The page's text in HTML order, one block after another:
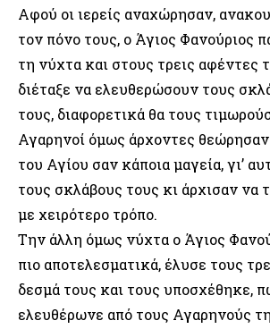
Αφού οι ιερείς αναχώρησαν,
τον πόνο τους, ο Άγιος Φανούριος
τη νύχτα και στους τρεις αφέντες
διέταξε να ελευθερώσουν τους
τους, διαφορετικά θα τους
Αγαρηνοί όμως άρχοντες
του Αγίου σαν κάποια μαγεία, γι’
τους σκλάβους τους κι άρχισαν να
με χειρότερο τρόπο.
Την άλλη όμως νύχτα ο Άγιος
πιο αποτελεσματικά, έλυσε τους
δεσμά τους και τους υποσχέθηκε,
ελευθέρωνε από τους Αγαρηνούς